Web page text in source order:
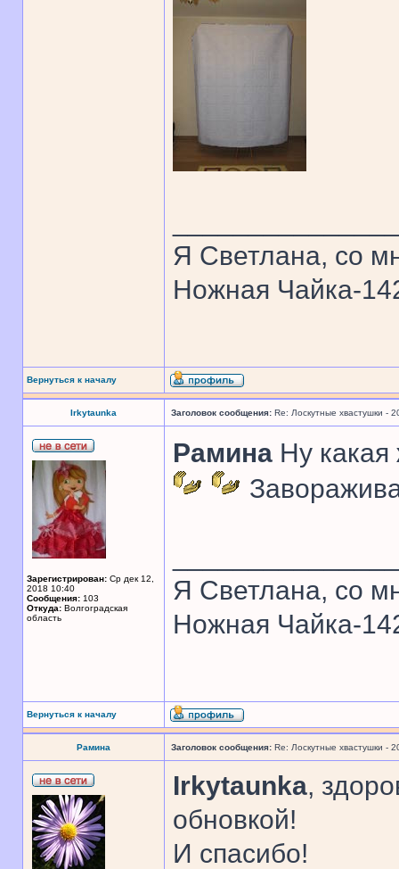
Я Светлана, со
Ножная Чайка-
Вернуться к началу
Irkytaunka Заголовок сообщения: Re: Лоскутные хвастушки -
Зарегистрирован: Ср дек 12,
2018 10:40
Сообщения: 103
Откуда: Волгоградская
область
Рамина Ну
Я Светлана, со
Ножная Чайка-
Вернуться к началу
Рамина Заголовок сообщения: Re: Лоскутные хвастушки -
Irkytaunka,
обновкой!
И спасибо!